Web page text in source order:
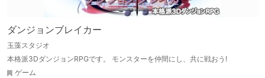
ダンジョンブレイカー
玉藻スタジオ
本格派3DダンジョンRPGです。 モンスターを仲間にし、共に戦おう!
ゲーム